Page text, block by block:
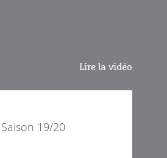
Lire la vidéo
Saison 19/20